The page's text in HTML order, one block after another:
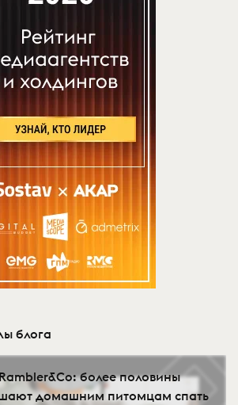
блога
более половины
домашним питомцам спать